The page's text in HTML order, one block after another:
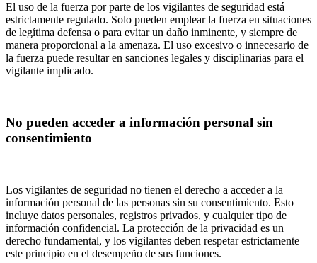
El uso de la fuerza por parte de los vigilantes de seguridad está
estrictamente regulado. Solo pueden emplear la fuerza en situaciones
de legítima defensa o para evitar un daño inminente, y siempre de
manera proporcional a la amenaza. El uso excesivo o innecesario de
la fuerza puede resultar en sanciones legales y disciplinarias para el
vigilante implicado.
No pueden acceder a información personal sin
consentimiento
Los vigilantes de seguridad no tienen el derecho a acceder a la
información personal de las personas sin su consentimiento. Esto
incluye datos personales, registros privados, y cualquier tipo de
información confidencial. La protección de la privacidad es un
derecho fundamental, y los vigilantes deben respetar estrictamente
este principio en el desempeño de sus funciones.